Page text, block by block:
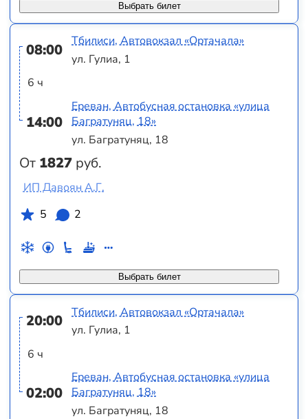
Выбрать билет
08:00
6 ч
14:00
От 1827 руб.
Тбилиси, Автовокзал «Ортачала»
ул. Гулиа, 1
Ереван, Автобусная остановка «улица
Багратуняц, 18»
ул. Багратуняц, 18
Выбрать билет
ИП Давоян А.Г.
5
2
20:00
6 ч
02:00
Тбилиси, Автовокзал «Ортачала»
ул. Гулиа, 1
Ереван, Автобусная остановка «улица
Багратуняц, 18»
ул. Багратуняц, 18